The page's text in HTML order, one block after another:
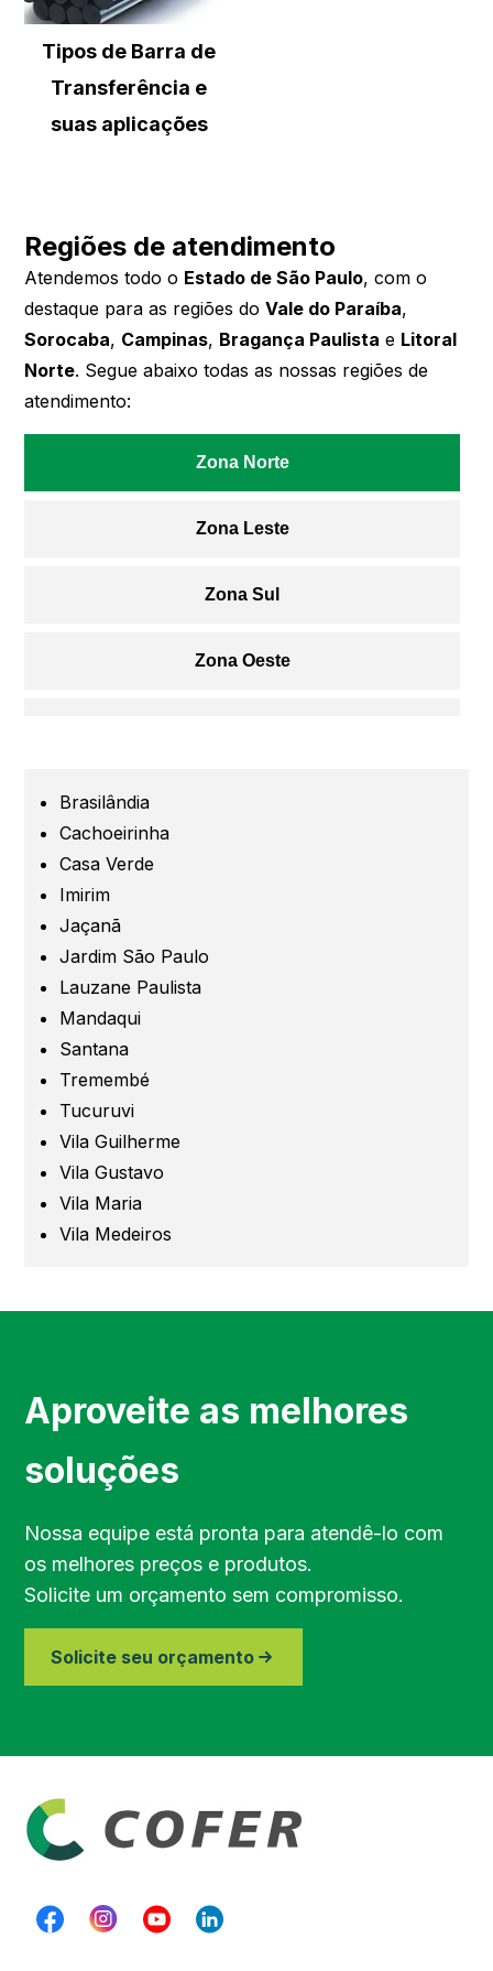
Tipos de Barra de
Transferência e
suas aplicações
Regiões de atendimento
Atendemos todo o Estado de São Paulo, com o
destaque para as regiões doVale do Paraíba,
Sorocaba, Campinas, Bragança Paulista e Litoral
Norte. Segue abaixo todas as nossas regiões de
atendimento:
Zona Norte
Zona Leste
Zona Sul
Zona Oeste
São Caetano
Região do Vale do Paraíba
Região de Piracicaba
Brasilândia
Cachoeirinha
Casa Verde
Imirim
Jaçanã
Jardim São Paulo
Lauzane Paulista
Mandaqui
Santana
Tremembé
Tucuruvi
Vila Guilherme
Vila Gustavo
Vila Maria
Vila Medeiros
Aproveite as melhores
soluções
Nossa equipe está pronta para atendê-lo com
os melhores preços e produtos.
Solicite um orçamento sem compromisso.
Solicite seu orçamento